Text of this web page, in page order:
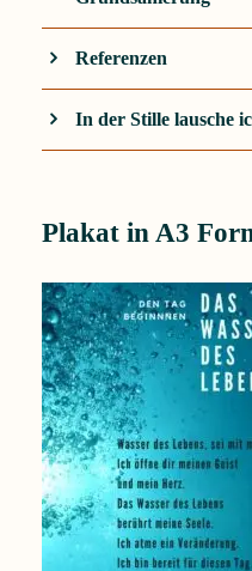
Referenzen
In der Stille lausche
Plakat in A3